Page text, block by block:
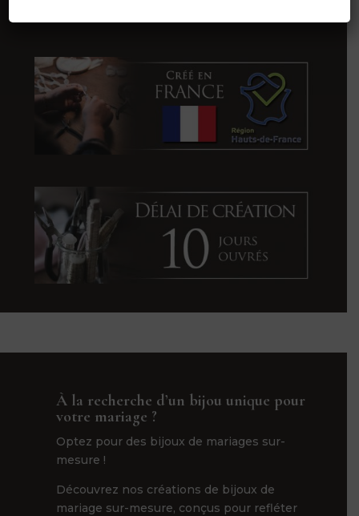
À la recherche d’un bijou unique pour
votre mariage ?
Optez pour des bijoux de mariages sur-
mesure !
Découvrez nos créations de bijoux de
mariage sur-mesure, conçus pour refléter